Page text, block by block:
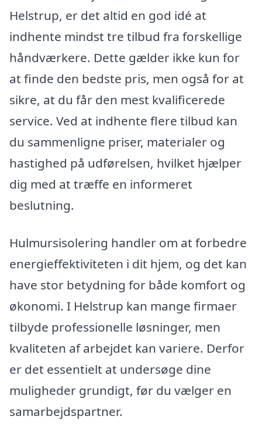
Helstrup, er det altid en god idé at
indhente mindst tre tilbud fra forskellige
håndværkere. Dette gælder ikke kun for
at finde den bedste pris, men også for at
sikre, at du får den mest kvalificerede
service. Ved at indhente flere tilbud kan
du sammenligne priser, materialer og
hastighed på udførelsen, hvilket hjælper
dig med at træffe en informeret
beslutning.
Hulmursisolering handler om at forbedre
energieffektiviteten i dit hjem, og det kan
have stor betydning for både komfort og
økonomi. I Helstrup kan mange firmaer
tilbyde professionelle løsninger, men
kvaliteten af arbejdet kan variere. Derfor
er det essentielt at undersøge dine
muligheder grundigt, før du vælger en
samarbejdspartner.